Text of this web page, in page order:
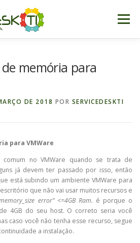
Menu
memória para
DE 2018 POR SERVICEDESKTI
para VMWare
no VMWare quando se trata de
já devem ter passado por isso, então
está subindo um ambiente VMWare para
que não vai usar muitos recursos e
error” <=4GB Ram. é porque o
4GB do seu host. O correto seria você
caso você não tenha esse recurso, segue
a instalação.